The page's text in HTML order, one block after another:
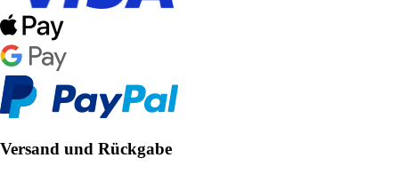
Versand und Rückgabe